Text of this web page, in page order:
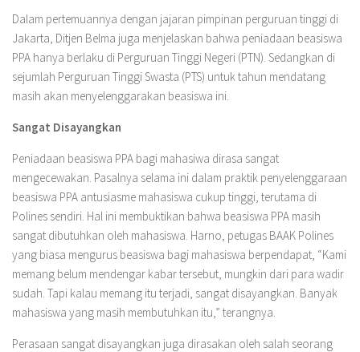
Dalam pertemuannya dengan jajaran pimpinan perguruan tinggi di
Jakarta, Ditjen Belma juga menjelaskan bahwa peniadaan beasiswa
PPA hanya berlaku di Perguruan Tinggi Negeri (PTN). Sedangkan di
sejumlah Perguruan Tinggi Swasta (PTS) untuk tahun mendatang
masih akan menyelenggarakan beasiswa ini.
Sangat Disayangkan
Peniadaan beasiswa PPA bagi mahasiwa dirasa sangat
mengecewakan. Pasalnya selama ini dalam praktik penyelenggaraan
beasiswa PPA antusiasme mahasiswa cukup tinggi, terutama di
Polines sendiri. Hal ini membuktikan bahwa beasiswa PPA masih
sangat dibutuhkan oleh mahasiswa. Harno, petugas BAAK Polines
yang biasa mengurus beasiswa bagi mahasiswa berpendapat, “Kami
memang belum mendengar kabar tersebut, mungkin dari para wadir
sudah. Tapi kalau memang itu terjadi, sangat disayangkan. Banyak
mahasiswa yang masih membutuhkan itu,” terangnya.
Perasaan sangat disayangkan juga dirasakan oleh salah seorang